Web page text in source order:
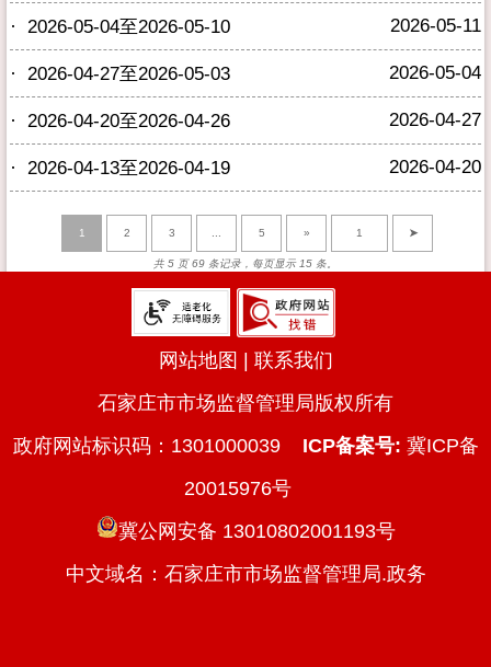
· 2026-05-04至2026-05-10 2026-05-11
· 2026-04-27至2026-05-03 2026-05-04
· 2026-04-20至2026-04-26 2026-04-27
· 2026-04-13至2026-04-19 2026-04-20
1 2 3 ... 5 » ➤
共 5 页 69 条记录，每页显示 15 条。